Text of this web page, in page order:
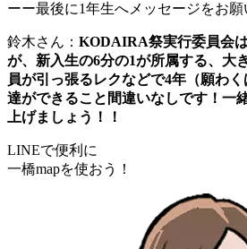
ーー最後に1年生へメッセージをお願
鈴木さん： KODAIRA祭実行委員会
が、新入生の6分の1が所属する、大
員が引っ張るレクなどで4年（願わ
達ができること間違いなしです！一
上げましょう！！
LINEで便利に
一橋mapを使おう！